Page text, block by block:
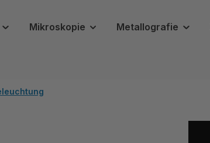
Mikroskopie Metallografie